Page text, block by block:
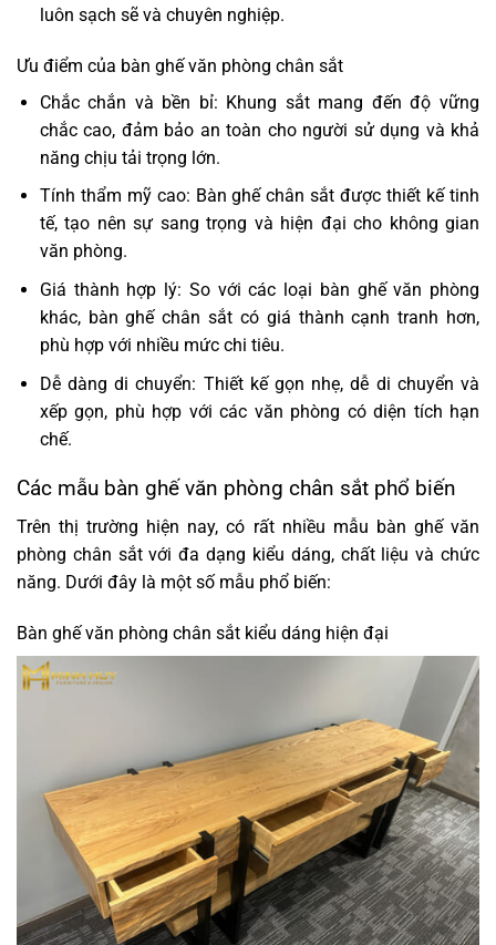
luôn sạch sẽ và chuyên nghiệp.
Ưu điểm của bàn ghế văn phòng chân sắt
Chắc chắn và bền bỉ: Khung sắt mang đến độ vững
chắc cao, đảm bảo an toàn cho người sử dụng và khả
năng chịu tải trọng lớn.
Tính thẩm mỹ cao: Bàn ghế chân sắt được thiết kế tinh
tế, tạo nên sự sang trọng và hiện đại cho không gian
văn phòng.
Giá thành hợp lý: So với các loại bàn ghế văn phòng
khác, bàn ghế chân sắt có giá thành cạnh tranh hơn,
phù hợp với nhiều mức chi tiêu.
Dễ dàng di chuyển: Thiết kế gọn nhẹ, dễ di chuyển và
xếp gọn, phù hợp với các văn phòng có diện tích hạn
chế.
Các mẫu bàn ghế văn phòng chân sắt phổ biến
Trên thị trường hiện nay, có rất nhiều mẫu bàn ghế văn
phòng chân sắt với đa dạng kiểu dáng, chất liệu và chức
năng. Dưới đây là một số mẫu phổ biến:
Bàn ghế văn phòng chân sắt kiểu dáng hiện đại